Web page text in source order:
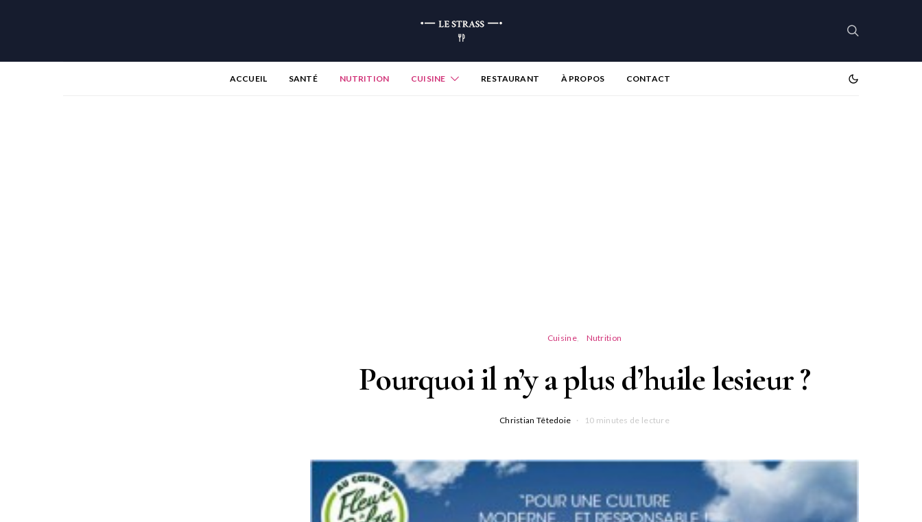
ACCUEIL SANTÉ NUTRITION CUISINE RESTAURANT À PROPOS CONTACT
Cuisine Nutrition
Pourquoi il n’y a plus d’huile lesieur ?
Christian Têtedoie 10 minutes de lecture